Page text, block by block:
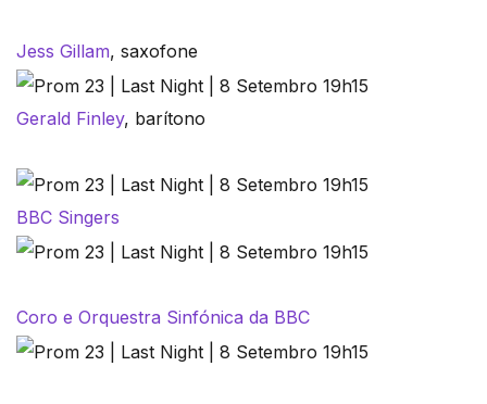
Jess Gillam, saxofone
Gerald Finley, barítono
BBC Singers
Coro e Orquestra Sinfónica da BBC